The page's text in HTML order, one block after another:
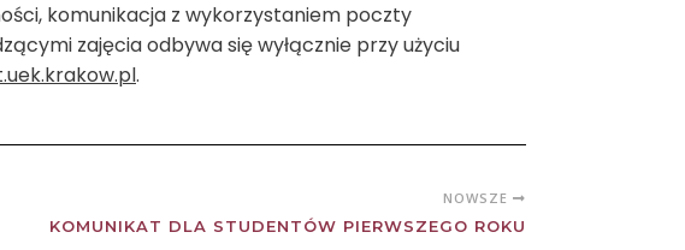
komunikacja z wykorzystaniem poczty
zajęcia odbywa się wyłącznie przy użyciu
.
NOWSZE
KOMUNIKAT DLA STUDENTÓW PIERWSZEGO ROKU